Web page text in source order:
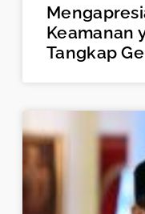
Keamanan
Tangkap